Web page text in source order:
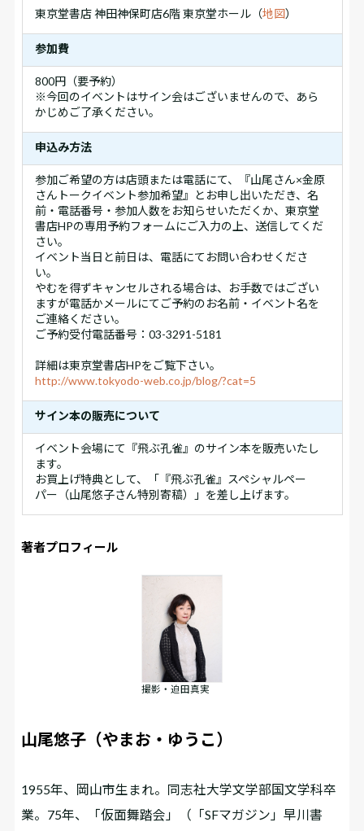
東京堂書店 神田神保町店6階 東京堂ホール（地図）
参加費
800円（要予約）
※今回のイベントはサイン会はございませんので、あら
かじめご了承ください。
申込み方法
参加ご希望の方は店頭または電話にて、『山尾さん×金原
さんトークイベント参加希望』とお申し出いただき、名
前・電話番号・参加人数をお知らせいただくか、東京堂
書店HPの専用予約フォームにご入力の上、送信してくだ
さい。
イベント当日と前日は、電話にてお問い合わせくださ
い。
やむを得ずキャンセルされる場合は、お手数ではござい
ますが電話かメールにてご予約のお名前・イベント名を
ご連絡ください。
ご予約受付電話番号：03-3291-5181
詳細は東京堂書店HPをご覧下さい。
http://www.tokyodo-web.co.jp/blog/?cat=5
サイン本の販売について
イベント会場にて『飛ぶ孔雀』のサイン本を販売いたし
ます。
お買上げ特典として、「『飛ぶ孔雀』スペシャルペー
パー（山尾悠子さん特別寄稿）」を差し上げます。
著者プロフィール
撮影・迫田真実
山尾悠子（やまお・ゆうこ）
1955年、岡山市生まれ。同志社大学文学部国文学科卒
業。75年、「仮面舞踏会」（「SFマガジン」早川書